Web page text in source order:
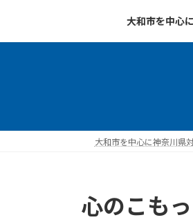
テ
ゲ
大和市を中心
大和市を中心に神奈川県
心のこも